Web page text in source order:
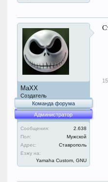
MaXX
Создатель
Команда форума
Администратор
Сообщения:
2.638
Пол:
Мужской
Адрес:
Ставрополь
Езжу на:
Yamaha Custom, GNU